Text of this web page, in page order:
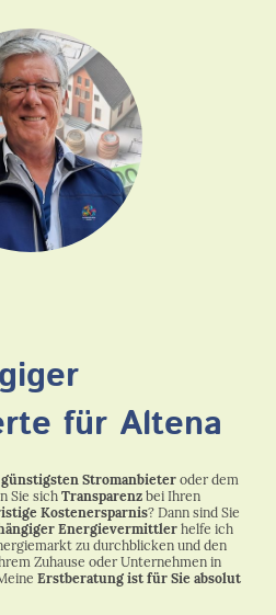
für Altena
günstigsten Stromanbieter oder dem
Sie sichTransparenz bei Ihren
Kostenersparnis? Dann sind Sie
Energievermittler helfe ich
zu durchblicken und den
Zuhause oder Unternehmen in
Erstberatung ist für Sie absolut